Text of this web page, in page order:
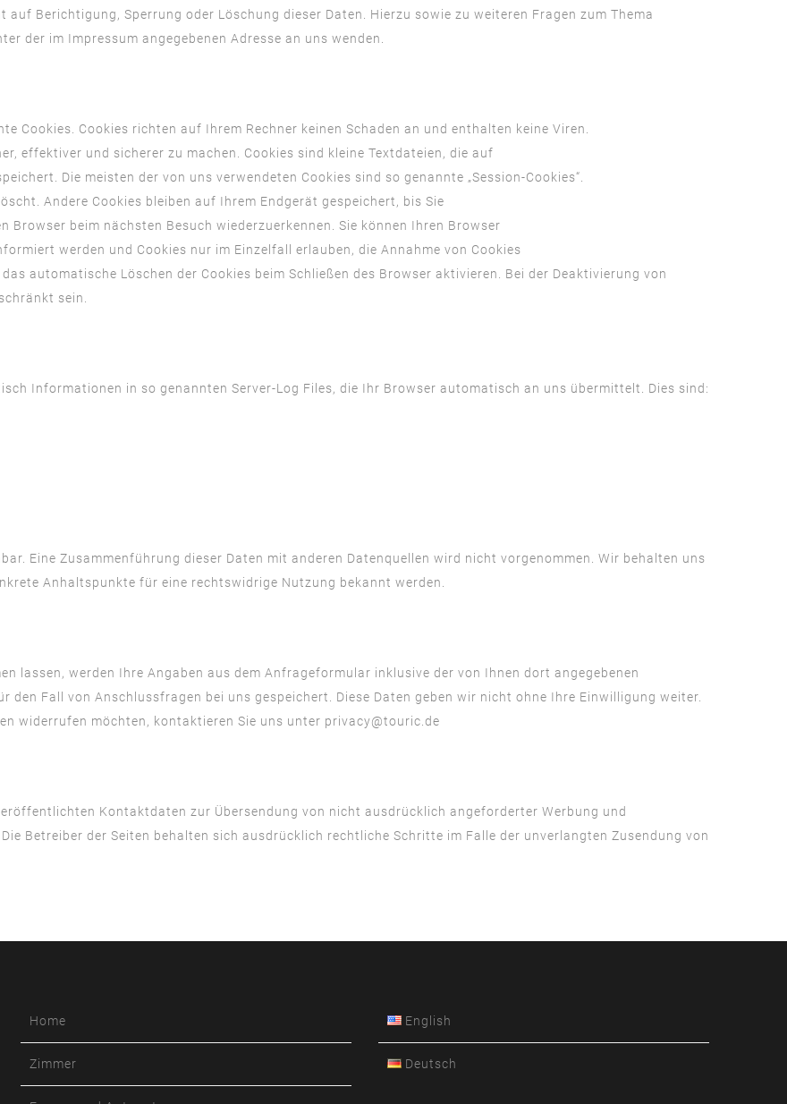
auf Berichtigung, Sperrung oder Löschung dieser Daten. Hierzu sowie zu weiteren Fragen zum Thema
der im Impressum angegebenen Adresse an uns wenden.
Cookies. Cookies richten auf Ihrem Rechner keinen Schaden an und enthalten keine Viren.
, effektiver und sicherer zu machen . Cookies sind kleine Textdateien, die auf
. Die meisten der von uns verwendeten Cookies sind so genannte „Session-Cookies“
. Andere Cookies bleiben auf Ihrem Endgerät gespeichert, bis Sie
Browser beim nächsten Besuch wiederzuerkennen . Sie können Ihren Browser
werden und Cookies nur im Einzelfall erlauben, die Annahme von Cookies
das automatische Löschen der Cookies beim Schließen des Browser aktivieren . Bei der Deaktivierung von
sein.
Informationen in so genannten Server-Log Files, die Ihr Browser automatisch an uns übermittelt. Dies sind:
Eine Zusammenführung dieser Daten mit anderen Datenquellen wird nicht vorgenommen. Wir behalten uns
Anhaltspunkte für eine rechtswidrige Nutzung bekannt werden.
lassen, werden Ihre Angaben aus dem Anfrageformular inklusive der von Ihnen dort angegebenen
Fall von Anschlussfragen bei uns gespeichert. Diese Daten geben wir nicht ohne Ihre Einwilligung weiter.
widerrufen möchten, kontaktieren Sie uns unter privacy@touric.de
Kontaktdaten zur Übersendung von nicht ausdrücklich angeforderter Werbung und
Betreiber der Seiten behalten sich ausdrücklich rechtliche Schritte im Falle der unverlangten Zusendung von
Home
Zimmer
English
Deutsch